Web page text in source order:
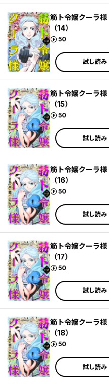
筋ト令嬢クーラ
（14）
50
ポイント
試し読み
筋ト令嬢クーラ
（15）
50
ポイント
試し読み
筋ト令嬢クーラ
（16）
50
ポイント
試し読み
筋ト令嬢クーラ
（17）
50
ポイント
試し読み
筋ト令嬢クーラ
（18）
50
ポイント
試し読み